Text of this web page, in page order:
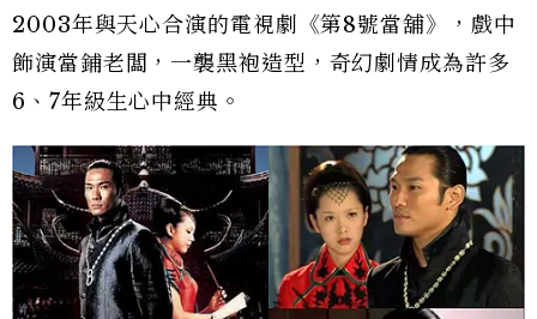
2003年與天心合演的電視劇《第8號當舖》，戲中
飾演當鋪老闆，一襲黑袍造型，奇幻劇情成為許多
6、7年級生心中經典。